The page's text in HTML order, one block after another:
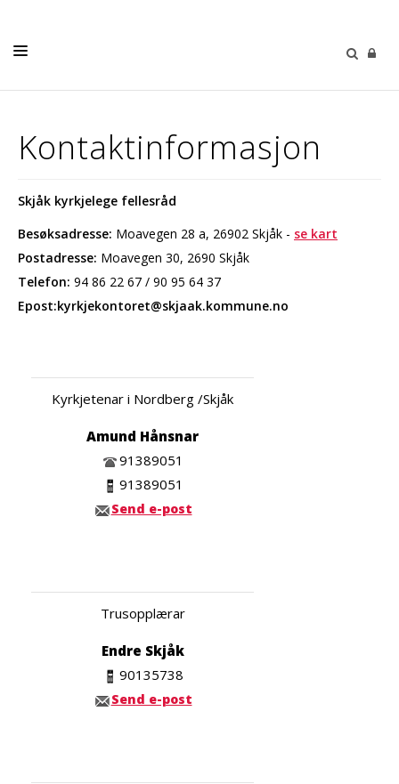
TRUSOPPLÆRING
SOKNA
KALENDER
KONTAKT
Kontaktinformasjon
Skjåk kyrkjelege fellesråd
Besøksadresse: Moavegen 28 a, 26902 Skjåk - se kart
Postadresse: Moavegen 30, 2690 Skjåk
Telefon: 94 86 22 67 / 90 95 64 37
Epost:kyrkjekontoret@skjaak.kommune.no
Kyrkjetenar i Nordberg /Skjåk
Amund Hånsnar
91389051
91389051
Send e-post
Trusopplærar
Endre Skjåk
90135738
Send e-post